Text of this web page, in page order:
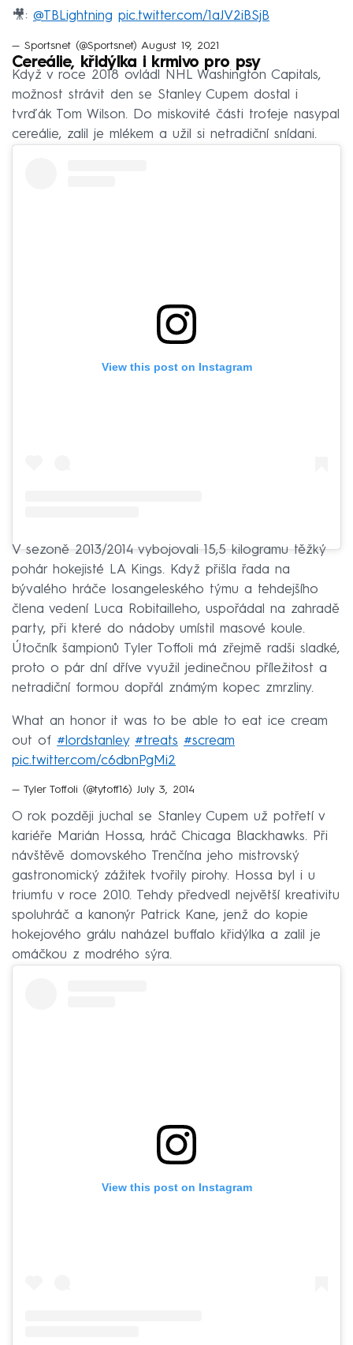
🎥: @TBLightning pic.twitter.com/1aJV2iBSjB
— Sportsnet (@Sportsnet) August 19, 2021
Cereálie, křidýlka i krmivo pro psy
Když v roce 2018 ovládl NHL Washington Capitals,
možnost strávit den se Stanley Cupem dostal i
tvrďák Tom Wilson. Do miskovité části trofeje nasypal
cereálie, zalil je mlékem a užil si netradiční snídani.
View this post on Instagram
V sezoně 2013/2014 vybojovali 15,5 kilogramu těžký
pohár hokejisté LA Kings. Když přišla řada na
bývalého hráče losangeleského týmu a tehdejšího
člena vedení Luca Robitailleho, uspořádal na zahradě
party, při které do nádoby umístil masové koule.
Útočník šampionů Tyler Toffoli má zřejmě radši sladké,
proto o pár dní dříve využil jedinečnou příležitost a
netradiční formou dopřál známým kopec zmrzliny.
What an honor it was to be able to eat ice cream
out of #lordstanley #treats #scream
pic.twitter.com/c6dbnPgMi2
— Tyler Toffoli (@tytoff16) July 3, 2014
O rok později juchal se Stanley Cupem už potřetí v
kariéře Marián Hossa, hráč Chicaga Blackhawks. Při
návštěvě domovského Trenčína jeho mistrovský
gastronomický zážitek tvořily pirohy. Hossa byl i u
triumfu v roce 2010. Tehdy předvedl největší kreativitu
spoluhráč a kanonýr Patrick Kane, jenž do kopie
hokejového grálu naházel buffalo křidýlka a zalil je
omáčkou z modrého sýra.
View this post on Instagram